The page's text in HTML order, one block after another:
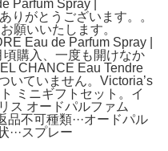
Parfum Spray |
りがとうございます。。
願いいたします。
Eau de Parfum Spray |
購入、一度も開けなか
CHANCE Eau Tendre
いていません。Victoria’s
ミニギフトセット。イ
ス オードパルファム
不可種類···オードパル
···スプレー